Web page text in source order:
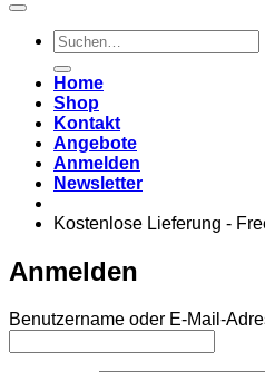
Suchen
nach:
Home
Shop
Kontakt
Angebote
Anmelden
Newsletter
Kostenlose Lieferung -
Anmelden
Benutzername oder E-Mail-